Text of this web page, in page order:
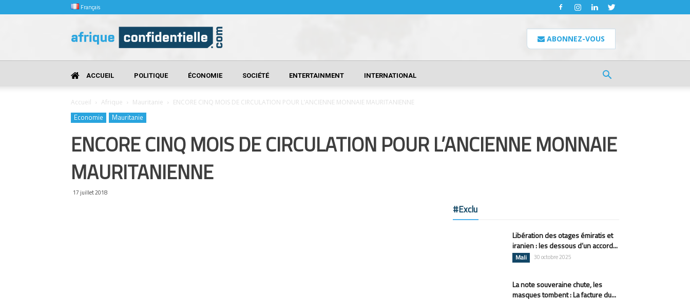
Français
Confidentielle
ABONNEZ-VOUS
ACCUEIL POLITIQUE ÉCONOMIE SOCIÉTÉ ENTERTAINMENT INTERNATIONAL
Accueil Afrique Mauritanie ENCORE CINQ MOIS DE CIRCULATION POUR L’ANCIENNE MONNAIE MAURITANIENNE
Economie Mauritanie
ENCORE CINQ MOIS DE CIRCULATION POUR L’ANCIENNE MONNAIE
MAURITANIENNE
17 juillet 2018
#Exclu
Libération des otages émiratis et
iranien : les dessous d’un accord...
Mali 30 octobre 2025
La note souveraine chute, les
masques tombent : La facture du...